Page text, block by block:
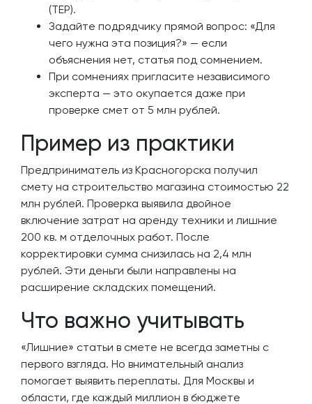
(ТЕР).
Задайте подрядчику прямой вопрос: «Для
чего нужна эта позиция?» — если
объяснения нет, статья под сомнением.
При сомнениях пригласите независимого
эксперта — это окупается даже при
проверке смет от 5 млн рублей.
Пример из практики
Предприниматель из Красногорска получил
смету на строительство магазина стоимостью 22
млн рублей. Проверка выявила двойное
включение затрат на аренду техники и лишние
200 кв. м отделочных работ. После
корректировки сумма снизилась на 2,4 млн
рублей. Эти деньги были направлены на
расширение складских помещений.
Что важно учитывать
«Лишние» статьи в смете не всегда заметны с
первого взгляда. Но внимательный анализ
помогает выявить переплаты. Для Москвы и
области, где каждый миллион в бюджете